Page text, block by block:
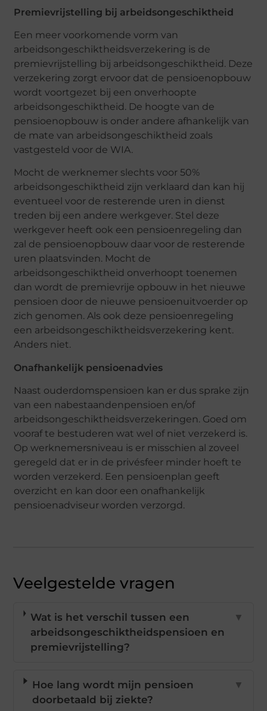
Premievrijstelling bij arbeidsongeschiktheid
Een meer voorkomende vorm van
arbeidsongeschiktheidsverzekering is de
premievrijstelling bij arbeidsongeschiktheid. Deze
verzekering zorgt ervoor dat de pensioenopbouw
wordt voortgezet bij een onverhoopte
arbeidsongeschiktheid. De hoogte van de
pensioenopbouw is onder andere afhankelijk van
de mate van arbeidsongeschiktheid zoals
vastgesteld voor de WIA.
Mocht de werknemer slechts voor 50%
arbeidsongeschiktheid zijn verklaard dan kan hij
eventueel voor de resterende uren in dienst
treden bij een andere werkgever. Stel deze
werkgever heeft ook een pensioenregeling dan
zal de pensioenopbouw daar voor de resterende
uren plaatsvinden. Mocht de
arbeidsongeschiktheid onverhoopt toenemen
dan wordt de premievrije opbouw in het nieuwe
pensioen door de nieuwe pensioenuitvoerder op
zich genomen. Als ook deze pensioenregeling
een arbeidsongeschiktheidsverzekering kent.
Anders niet.
Onafhankelijk pensioenadvies
Naast ouderdomspensioen kan er dus sprake zijn
van een nabestaandenpensioen en/of
arbeidsongeschiktheidsverzekeringen. Goed om
vooraf te bestuderen wat wel of niet verzekerd is.
Op werknemersniveau is er misschien al zoveel
geregeld dat er in de privésfeer minder hoeft te
worden verzekerd. Een pensioenplan geeft
overzicht en kan door een onafhankelijk
pensioenadviseur worden verzorgd.
Veelgestelde vragen
Wat is het verschil tussen een
arbeidsongeschiktheidspensioen en
premievrijstelling?
▼
Hoe lang wordt mijn pensioen
doorbetaald bij ziekte?
▼